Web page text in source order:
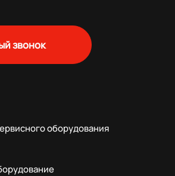
звонок
оборудования